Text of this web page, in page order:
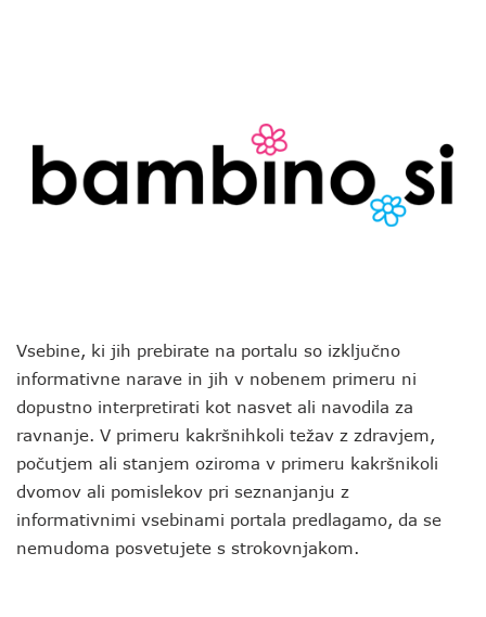
Vsebine, ki jih prebirate na portalu so izključno
informativne narave in jih v nobenem primeru ni
dopustno interpretirati kot nasvet ali navodila za
ravnanje. V primeru kakršnihkoli težav z zdravjem,
počutjem ali stanjem oziroma v primeru kakršnikoli
dvomov ali pomislekov pri seznanjanju z
informativnimi vsebinami portala predlagamo, da se
nemudoma posvetujete s strokovnjakom.